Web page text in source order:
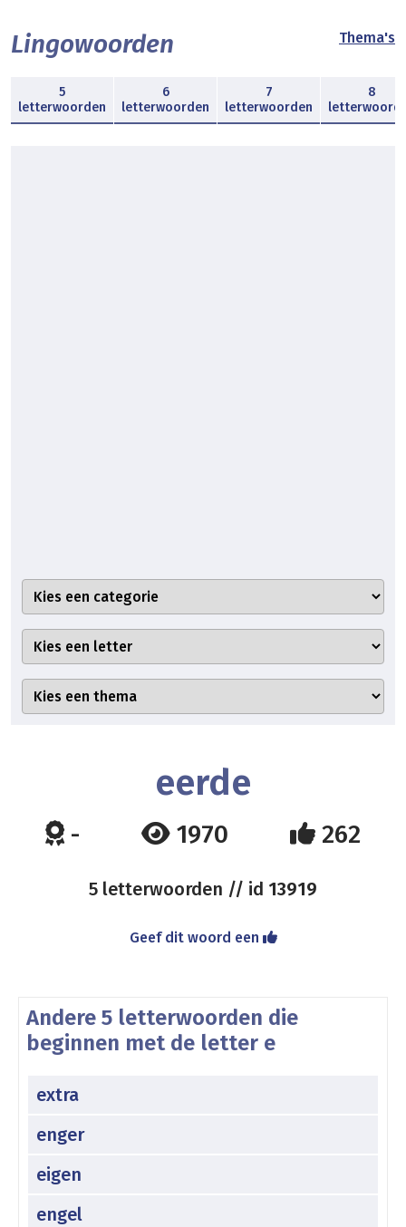
Lingowoorden Thema's
5
letterwoorden
6
letterwoorden
7
letterwoorden
8
eerde
- 1970 262
5 letterwoorden // id 13919
Geef dit woord een
Andere 5 letterwoorden die
beginnen met de letter e
extra
enger
eigen
engel